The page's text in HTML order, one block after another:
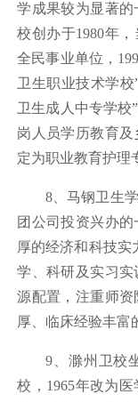
学成果较为显著
校创办于1980年
全民事业单位，
卫生职业技术学校
卫生成人中专学校
岗人员学历教育
定为职业教育护理
8、马钢卫生
团公司投资兴办
厚的经济和科技
学、科研及实习
源配置，注重师
厚、临床经验丰富
9、滁州卫校
校，1965年改为